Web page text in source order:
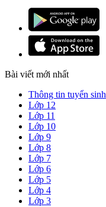
Bài viết mới nhất
Thông tin tuyển sinh
Lớp 12
Lớp 11
Lớp 10
Lớp 9
Lớp 8
Lớp 7
Lớp 6
Lớp 5
Lớp 4
Lớp 3